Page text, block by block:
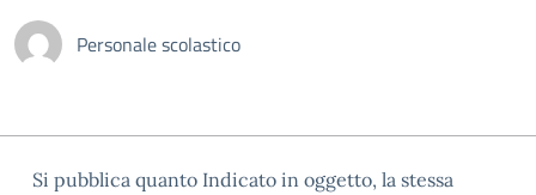
Personale scolastico
Si pubblica quanto Indicato in oggetto, la stessa